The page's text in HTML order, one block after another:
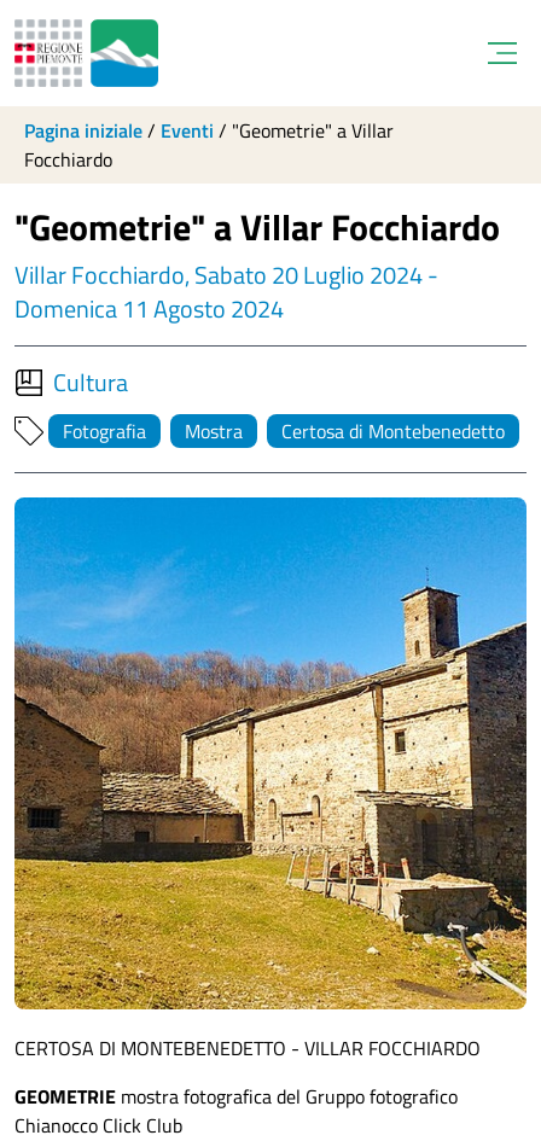
Pagina iniziale/ Eventi / "Geometrie" a Villar
Focchiardo
"Geometrie" a Villar Focchiardo
Villar Focchiardo, Sabato 20 Luglio 2024 -
Domenica 11 Agosto 2024
Cultura
Fotografia Mostra Certosa di Montebenedetto
CERTOSA DI MONTEBENEDETTO - VILLAR FOCCHIARDO
GEOMETRIE mostra fotografica del Gruppo fotografico
Chianocco Click Club